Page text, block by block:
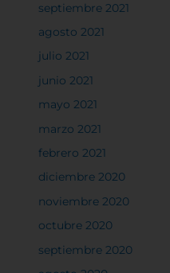
septiembre 2021
agosto 2021
julio 2021
junio 2021
mayo 2021
marzo 2021
febrero 2021
diciembre 2020
noviembre 2020
octubre 2020
septiembre 2020